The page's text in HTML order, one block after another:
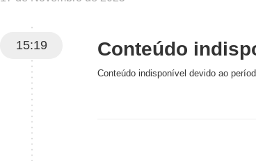
15:19 Conteúdo
Conteúdo indisponível devido ao